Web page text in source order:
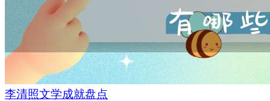
李清照文学成就盘点